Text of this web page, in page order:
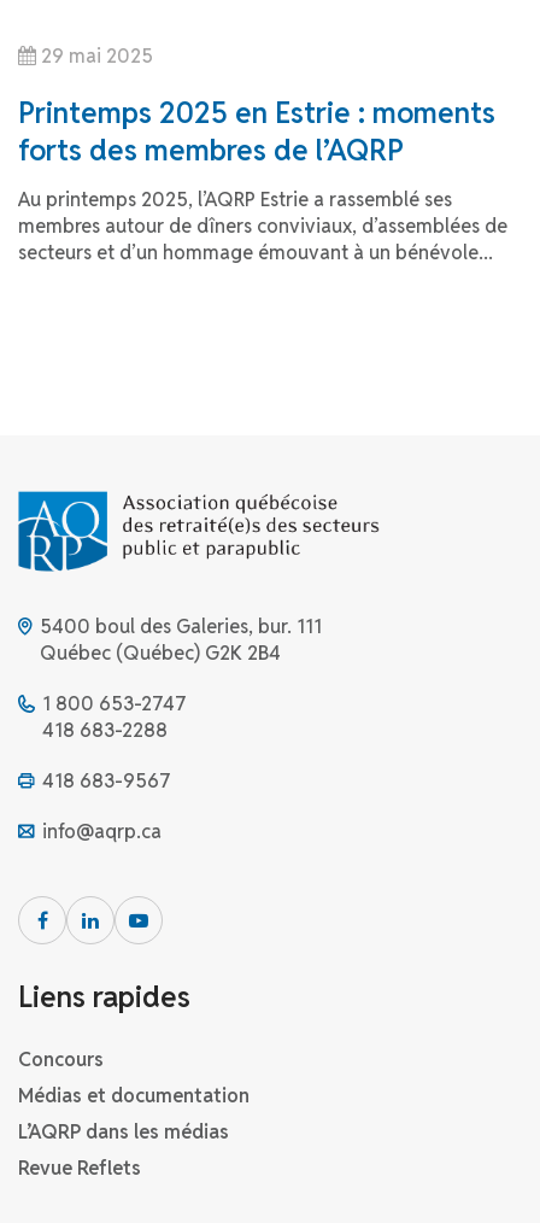
29 mai 2025
Printemps 2025 en Estrie : moments
forts des membres de l’AQRP
Au printemps 2025, l’AQRP Estrie a rassemblé ses
membres autour de dîners conviviaux, d’assemblées de
secteurs et d’un hommage émouvant à un bénévole...
5400 boul des Galeries, bur. 111
Québec (Québec) G2K 2B4
1 800 653-2747
418 683-2288
418 683-9567
info@aqrp.ca
Liens rapides
Concours
Médias et documentation
L’AQRP dans les médias
Revue Reflets